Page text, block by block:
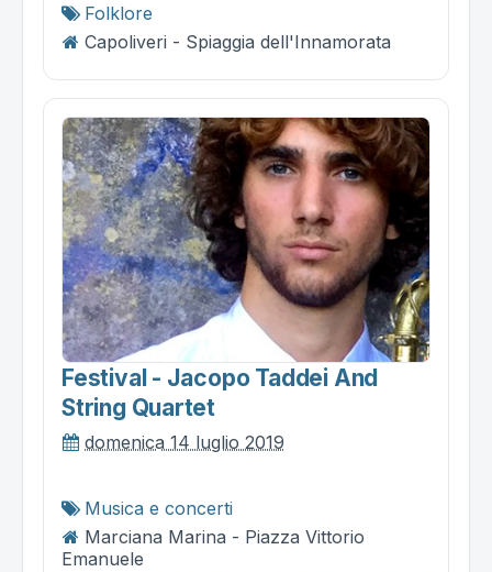
Folklore
Capoliveri - Spiaggia dell'Innamorata
Festival - Jacopo Taddei And
String Quartet
domenica 14 luglio 2019
Musica e concerti
Marciana Marina - Piazza Vittorio
Emanuele